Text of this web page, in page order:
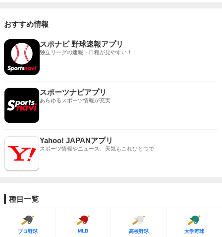
おすすめ情報
スポナビ 野球速報アプリ
独立リーグの速報・日程が見やすい！
スポーツナビアプリ
あらゆるスポーツ情報が充実
Yahoo! JAPANアプリ
スポーツ情報やニュース、天気もこれひとつで
種目一覧
プロ野球 MLB 高校野球 大学野球